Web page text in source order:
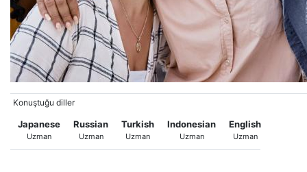
Konuştuğu diller
Japanese
Uzman
Russian
Uzman
Turkish
Uzman
Indonesian
Uzman
English
Uzman